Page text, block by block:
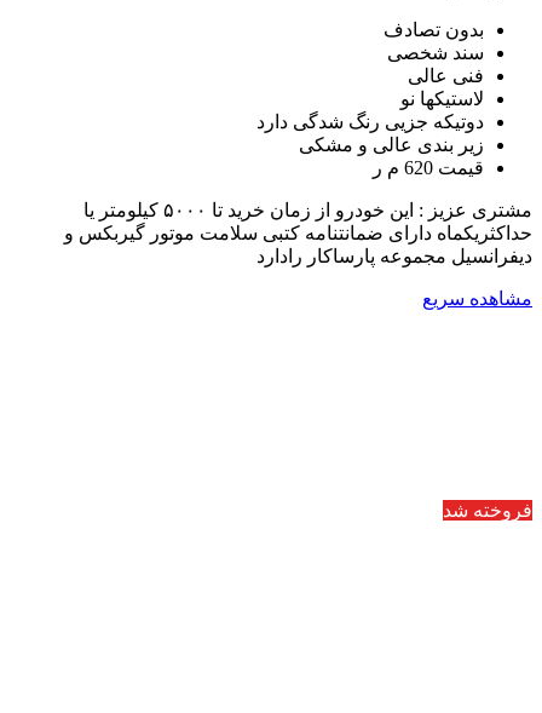
بدون تصادف
سند شخصی
فنی عالی
لاستیکها نو
دوتیکه جزیی رنگ‌ شدگی دارد
زیر بندی عالی و مشکی
قیمت 620 م ر
مشتری عزیز : این خودرو از زمان خرید تا ۵۰۰۰ کیلومتر یا
حداکثریکماه دارای ضمانتنامه کتبی سلامت موتور گیربکس و
دیفرانسیل مجموعه پارساکار رادارد
مشاهده سریع
فروخته شد